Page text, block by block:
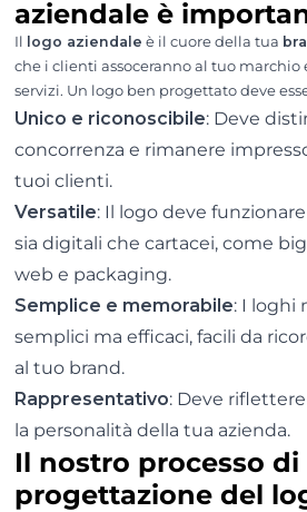
aziendale è
Il logo aziendale è il cuore della tua
che i clienti assoceranno al tuo marchio
servizi. Un logo ben progettato deve
Unico e riconoscibile: Deve
concorrenza e rimanere
tuoi clienti.
Versatile: Il logo deve
sia digitali che cartacei, come
web e packaging.
Semplice e memorabile: I loghi
semplici ma efficaci, facili da
al tuo brand.
Rappresentativo: Deve
la personalità della tua azienda.
Il nostro processo di
progettazione del